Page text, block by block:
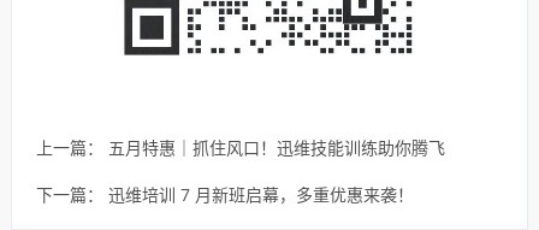
上一篇： 五月特惠｜抓住风口！迅维技能训练助你腾飞
下一篇： 迅维培训 7 月新班启幕，多重优惠来袭！